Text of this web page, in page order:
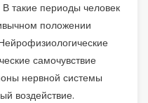
такие периоды человек
положении
самочувствие
нервной системы
воздействие.